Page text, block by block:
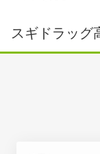
スギドラッグ